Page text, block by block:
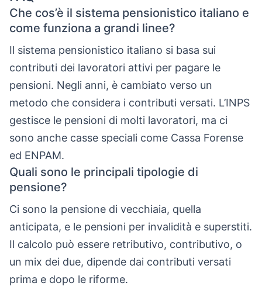
Che cos’è il sistema pensionistico italiano e
come funziona a grandi linee?
Il sistema pensionistico italiano si basa sui
contributi dei lavoratori attivi per pagare le
pensioni. Negli anni, è cambiato verso un
metodo che considera i contributi versati. L’INPS
gestisce le pensioni di molti lavoratori, ma ci
sono anche casse speciali come Cassa Forense
ed ENPAM.
Quali sono le principali tipologie di
pensione?
Ci sono la pensione di vecchiaia, quella
anticipata, e le pensioni per invalidità e superstiti.
Il calcolo può essere retributivo, contributivo, o
un mix dei due, dipende dai contributi versati
prima e dopo le riforme.